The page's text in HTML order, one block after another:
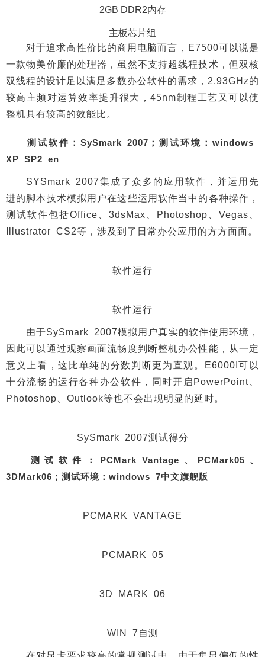
2GB DDR2内存
主板芯片组
对于追求高性价比的商用电脑而言，E7500可以说是
一款物美价廉的处理器，虽然不支持超线程技术，但双核
双线程的设计足以满足多数办公软件的需求，2.93GHz的
较高主频对运算效率提升很大，45nm制程工艺又可以使
整机具有较高的效能比。
测试软件：SySmark 2007；测试环境：windows
XP SP2 en
SYSmark 2007集成了众多的应用软件，并运用先
进的脚本技术模拟用户在这些运用软件当中的各种操作，
测试软件包括Office、3dsMax、Photoshop、Vegas、
Illustrator CS2等，涉及到了日常办公应用的方方面面。
软件运行
软件运行
由于SySmark 2007模拟用户真实的软件使用环境，
因此可以通过观察画面流畅度判断整机办公性能，从一定
意义上看，这比单纯的分数判断更为直观。E6000I可以
十分流畅的运行各种办公软件，同时开启PowerPoint、
Photoshop、Outlook等也不会出现明显的延时。
SySmark 2007测试得分
测试软件：PCMark Vantage、PCMark05、
3DMark06；测试环境：windows 7中文旗舰版
PCMARK VANTAGE
PCMARK 05
3D MARK 06
WIN 7自测